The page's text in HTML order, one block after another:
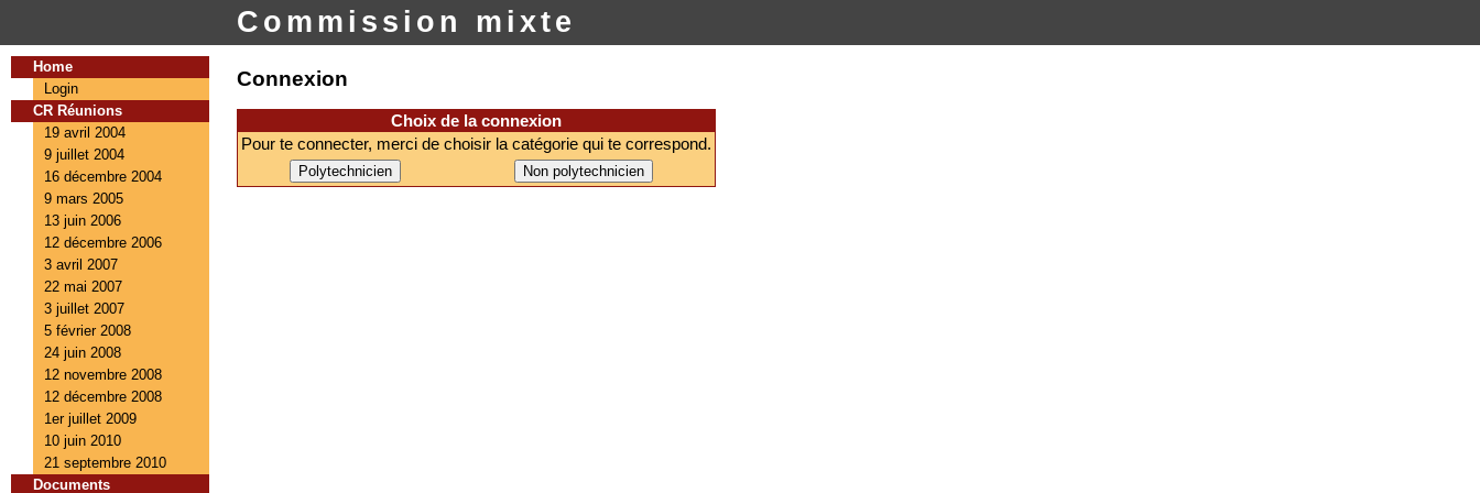
Commission mixte
Home
Login
CR Réunions
19 avril 2004
9 juillet 2004
16 décembre 2004
9 mars 2005
13 juin 2006
12 décembre 2006
3 avril 2007
22 mai 2007
3 juillet 2007
5 février 2008
24 juin 2008
12 novembre 2008
12 décembre 2008
1er juillet 2009
10 juin 2010
21 septembre 2010
Documents
Connexion
Choix de la connexion
Pour te connecter, merci de choisir la catégorie qui te correspond.